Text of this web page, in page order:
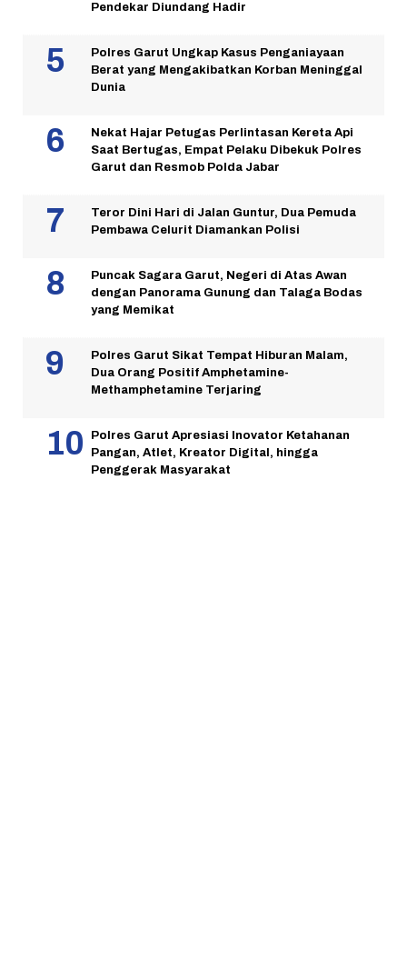
Pendekar Diundang Hadir
Polres Garut Ungkap Kasus Penganiayaan
Berat yang Mengakibatkan Korban Meninggal
Dunia
Nekat Hajar Petugas Perlintasan Kereta Api
Saat Bertugas, Empat Pelaku Dibekuk Polres
Garut dan Resmob Polda Jabar
Teror Dini Hari di Jalan Guntur, Dua Pemuda
Pembawa Celurit Diamankan Polisi
Puncak Sagara Garut, Negeri di Atas Awan
dengan Panorama Gunung dan Talaga Bodas
yang Memikat
Polres Garut Sikat Tempat Hiburan Malam,
Dua Orang Positif Amphetamine-
Methamphetamine Terjaring
Polres Garut Apresiasi Inovator Ketahanan
Pangan, Atlet, Kreator Digital, hingga
Penggerak Masyarakat